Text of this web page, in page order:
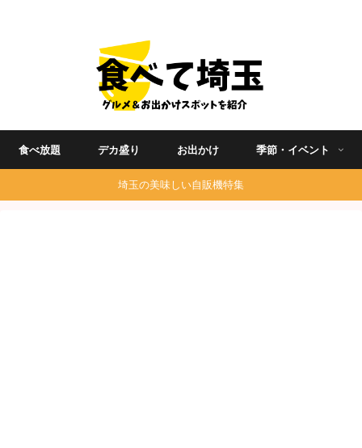
食べ放題 デカ盛り お出かけ 季節・イベント
埼玉の美味しい自販機特集